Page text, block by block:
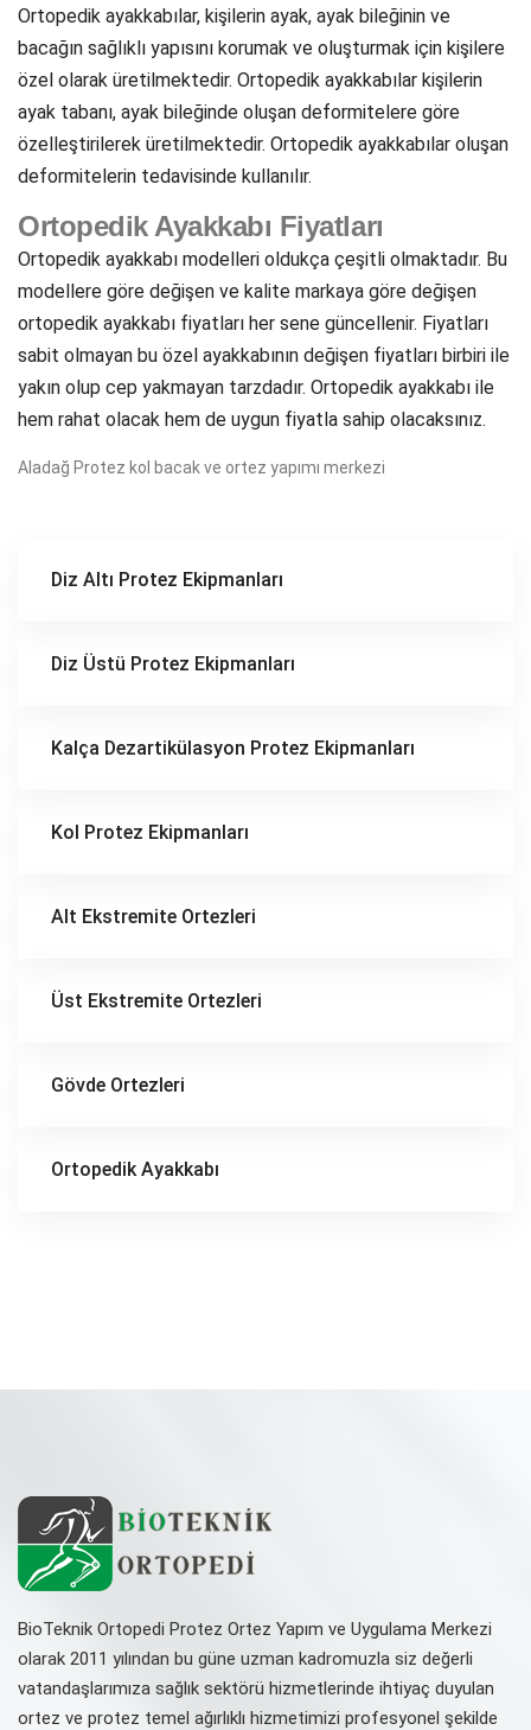
Ortopedik ayakkabılar, kişilerin ayak, ayak bileğinin ve
bacağın sağlıklı yapısını korumak ve oluşturmak için kişilere
özel olarak üretilmektedir. Ortopedik ayakkabılar kişilerin
ayak tabanı, ayak bileğinde oluşan deformitelere göre
özelleştirilerek üretilmektedir. Ortopedik ayakkabılar oluşan
deformitelerin tedavisinde kullanılır.
Ortopedik Ayakkabı Fiyatları
Ortopedik ayakkabı modelleri oldukça çeşitli olmaktadır. Bu
modellere göre değişen ve kalite markaya göre değişen
ortopedik ayakkabı fiyatları her sene güncellenir. Fiyatları
sabit olmayan bu özel ayakkabının değişen fiyatları birbiri ile
yakın olup cep yakmayan tarzdadır. Ortopedik ayakkabı ile
hem rahat olacak hem de uygun fiyatla sahip olacaksınız.
Aladağ Protez kol bacak ve ortez yapımı merkezi
Diz Altı Protez Ekipmanları
Diz Üstü Protez Ekipmanları
Kalça Dezartikülasyon Protez Ekipmanları
Kol Protez Ekipmanları
Alt Ekstremite Ortezleri
Üst Ekstremite Ortezleri
Gövde Ortezleri
Ortopedik Ayakkabı
BioTeknik Ortopedi Protez Ortez Yapım ve Uygulama Merkezi
olarak 2011 yılından bu güne uzman kadromuzla siz değerli
vatandaşlarımıza sağlık sektörü hizmetlerinde ihtiyaç duyulan
ortez ve protez temel ağırlıklı hizmetimizi profesyonel şekilde